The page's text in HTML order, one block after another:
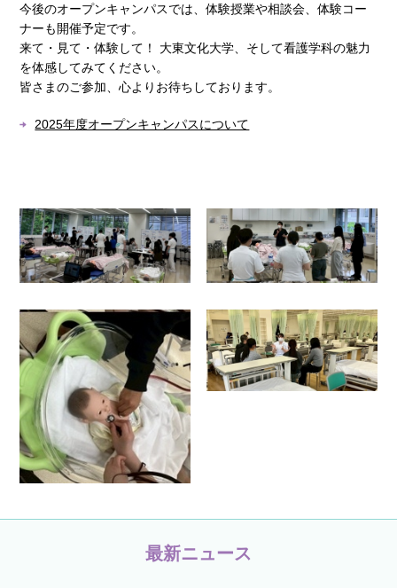
今後のオープンキャンパスでは、体験授業や相談会、体験コー
ナーも開催予定です。
来て・見て・体験して！ 大東文化大学、そして看護学科の魅力
を体感してみてください。
皆さまのご参加、心よりお待ちしております。
2025年度オープンキャンパスについて
最新ニュース